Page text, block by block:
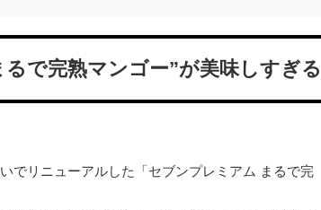
るで完熟マンゴー”が美味しすぎる
でリニューアルした「セブンプレミアム まるで完